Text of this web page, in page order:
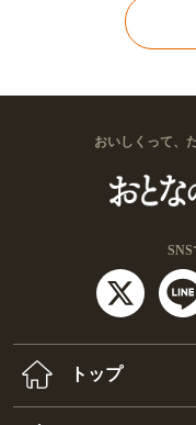
おいしくって、
トップ